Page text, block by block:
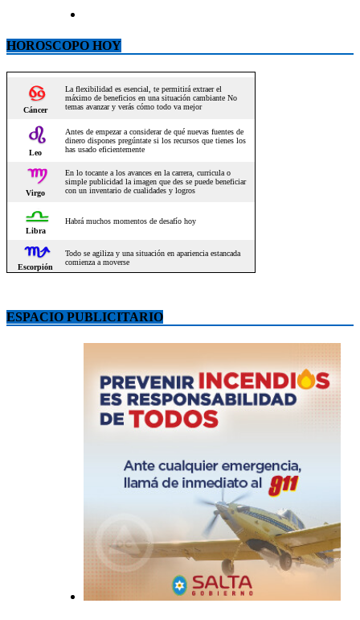
HOROSCOPO HOY
ESPACIO PUBLICITARIO